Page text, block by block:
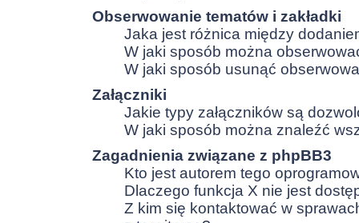
Obserwowanie tematów i zakładki
Jaka jest różnica między
W jaki sposób można
W jaki sposób usunąć
Załączniki
Jakie typy załączników są
W jaki sposób można znaleźć
Zagadnienia związane z phpBB3
Kto jest autorem tego
Dlaczego funkcja X nie jest
Z kim się kontaktować w